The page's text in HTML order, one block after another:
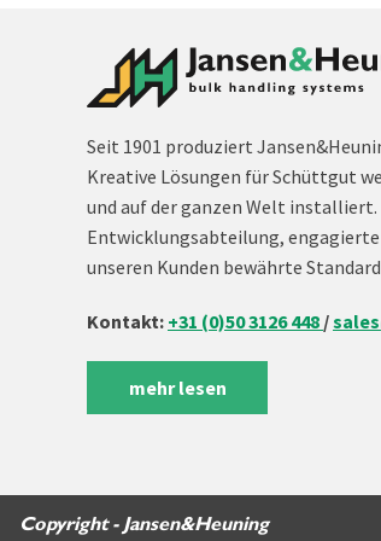
Seit 1901 produziert
Kreative Lösungen für Schüttgut
und auf der ganzen Welt
Entwicklungsabteilung,
unseren Kunden bewährte
Kontakt: +31 (0)50 3126 448 /
mehr lesen
Copyright - Jansen&Heuning